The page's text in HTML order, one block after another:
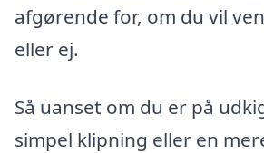
afgørende for, om du vil
eller ej.
Så uanset om du er på
simpel klipning eller en